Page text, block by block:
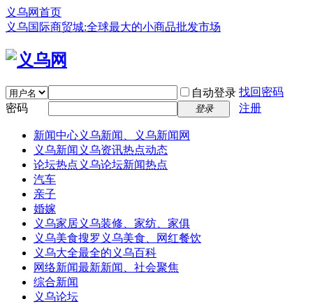
义乌网首页
义乌国际商贸城:全球最大的小商品批发市场
自动登录 找回密码
密码
登录 注册
新闻中心义乌新闻、义乌新闻网
义乌新闻 义乌资讯热点动态
论坛热点 义乌论坛新闻热点
汽车
亲子
婚嫁
义乌家居义乌装修、家纺、家俱
义乌美食搜罗义乌美食、网红餐饮
义乌大全最全的义乌百科
网络新闻最新新闻、社会聚焦
综合新闻
义乌论坛